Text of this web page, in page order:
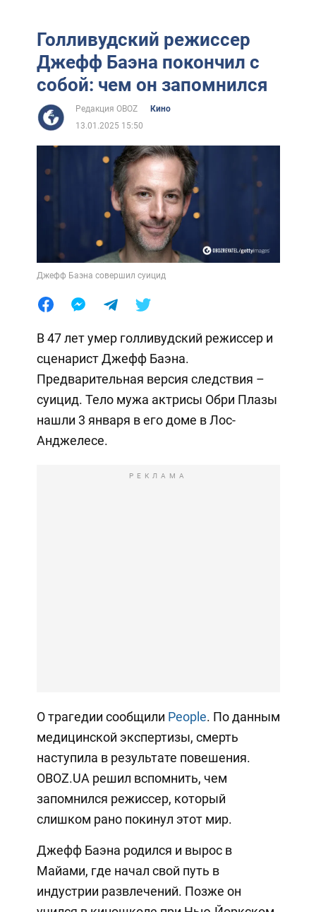
Голливудский режиссер
Джефф Баэна покончил с
собой: чем он запомнился
Редакция OBOZ
Кино
13.01.2025 15:50
Джефф Баэна совершил суицид
В 47 лет умер голливудский режиссер и
сценарист Джефф Баэна.
Предварительная версия следствия –
суицид. Тело мужа актрисы Обри Плазы
нашли 3 января в его доме в Лос-
Анджелесе.
РЕКЛАМА
О трагедии сообщили People. По данным
медицинской экспертизы, смерть
наступила в результате повешения.
OBOZ.UA решил вспомнить, чем
запомнился режиссер, который
слишком рано покинул этот мир.
Джефф Баэна родился и вырос в
Майами, где начал свой путь в
индустрии развлечений. Позже он